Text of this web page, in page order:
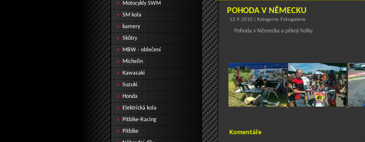
POHODA V NĚMECKU
13.9.2010 | Kategorie: Fotogalerie
Pohoda v Německu a pěkný holky
Komentáře
Motocykly SWM
SM kola
kamery
Skůtry
MBW - oblečení
Michelin
Kawasaki
Suzuki
Honda
Elektrická kola
Pitbike-Racing
Pitbike